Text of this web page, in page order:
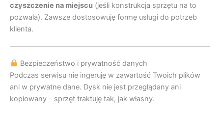
czyszczenie na miejscu (jeśli konstrukcja sprzętu na to
pozwala). Zawsze dostosowuję formę usługi do potrzeb
klienta.
Bezpieczeństwo i prywatność danych
Podczas serwisu nie ingeruję w zawartość Twoich plików
ani w prywatne dane. Dysk nie jest przeglądany ani
kopiowany – sprzęt traktuję tak, jak własny.